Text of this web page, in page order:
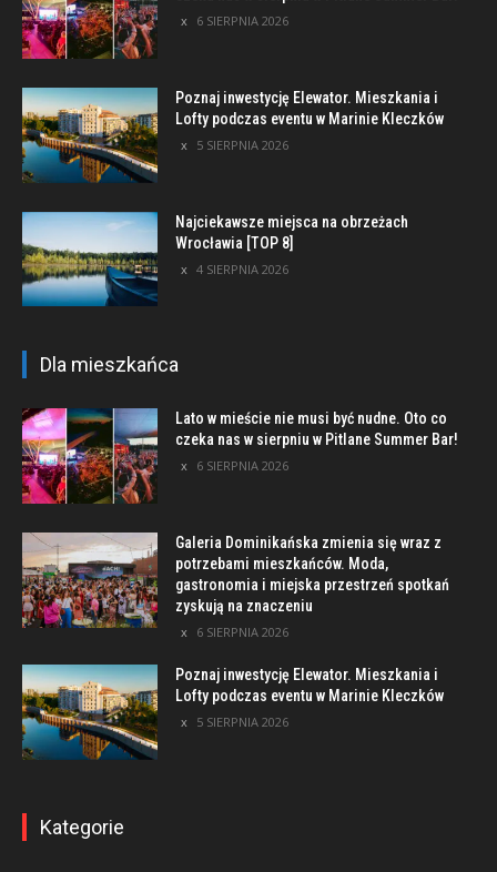
6 SIERPNIA 2026
Poznaj inwestycję Elewator. Mieszkania i
Lofty podczas eventu w Marinie Kleczków
5 SIERPNIA 2026
Najciekawsze miejsca na obrzeżach
Wrocławia [TOP 8]
4 SIERPNIA 2026
Dla mieszkańca
Lato w mieście nie musi być nudne. Oto co
czeka nas w sierpniu w Pitlane Summer Bar!
6 SIERPNIA 2026
Galeria Dominikańska zmienia się wraz z
potrzebami mieszkańców. Moda,
gastronomia i miejska przestrzeń spotkań
zyskują na znaczeniu
6 SIERPNIA 2026
Poznaj inwestycję Elewator. Mieszkania i
Lofty podczas eventu w Marinie Kleczków
5 SIERPNIA 2026
Kategorie